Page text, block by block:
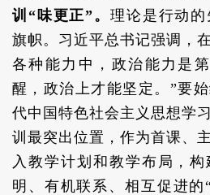
训“味更正”。 理论是行动
旗帜。习近平总书记强调，
各种能力中，政治能力是
醒，政治上才能坚定。”要
代中国特色社会主义思想学
训最突出位置，作为首课、
入教学计划和教学布局，
明、有机联系、相互促进